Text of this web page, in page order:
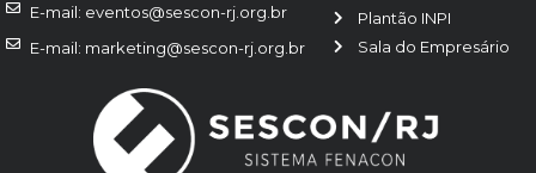
Plantão INPI
Sala do Empresário
E-mail: eventos@sescon-rj.org.br
E-mail: marketing@sescon-rj.org.br